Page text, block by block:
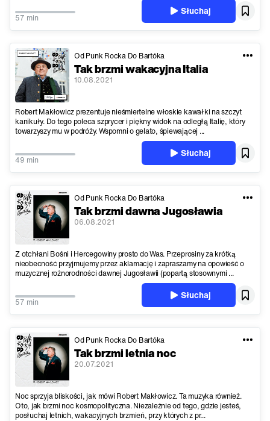
57 min
Słuchaj
Od Punk Rocka Do Bartóka
Tak brzmi wakacyjna Italia
10.08.2021
Robert Makłowicz prezentuje nieśmiertelne włoskie kawałki na szczyt
kanikuły. Do tego poleca szprycer i piękny widok na odległą Italię, który
towarzyszy mu w podróży. Wspomni o gelato, śpiewającej ...
49 min
Słuchaj
Od Punk Rocka Do Bartóka
Tak brzmi dawna Jugosławia
06.08.2021
Z otchłani Bośni i Hercegowiny prosto do Was. Przeprosiny za krótką
nieobecność przyjmujemy przez aklamację i zapraszamy na opowieść o
muzycznej rożnorodności dawnej Jugosławii (popartą stosownymi ...
57 min
Słuchaj
Od Punk Rocka Do Bartóka
Tak brzmi letnia noc
20.07.2021
Noc sprzyja bliskości, jak mówi Robert Makłowicz. Ta muzyka również.
Oto, jak brzmi noc kosmopolityczna. Niezależnie od tego, gdzie jesteś,
posłuchaj letnich, wakacyjnych brzmień, przy których z pr...